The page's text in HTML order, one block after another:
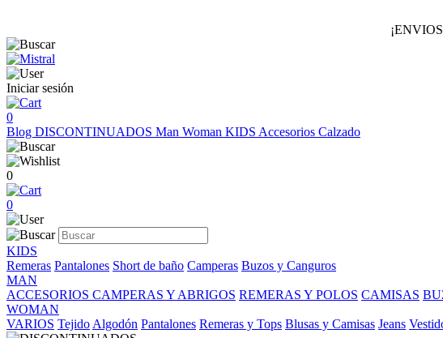
Iniciar sesión
0
Blog DISCONTINUADOS Man Woman KIDS Accesorios Calzado
0
0
KIDS
Remeras Pantalones Short de baño Camperas Buzos y Canguros
MAN
ACCESORIOS CAMPERAS Y ABRIGOS REMERAS Y POLOS CAMISAS
WOMAN
VARIOS Tejido Algodón Pantalones Remeras y Tops Blusas y Camisas Jeans